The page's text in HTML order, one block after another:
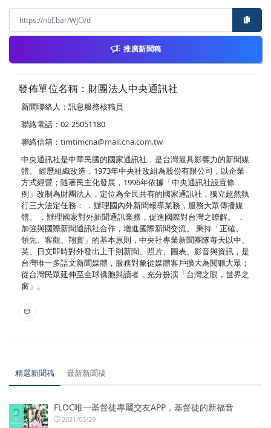
推廣新聞稿
發佈單位名稱：財團法人中央通訊社
新聞聯絡人：訊息服務核稿員
聯絡電話：02-25051180
聯絡信箱： timtimcna@mail.cna.com.tw
中央通訊社是中華民國的國家通訊社，是台灣最具影響力的新聞媒
體。 經歷組織改造，1973年中央社改組為股份有限公司，以企業
方式經營；隨著民主化發展，1996年依據「中央通訊社設置條
例」改制為財團法人，定位為全民共有的國家通訊社，獨立超然執
行三大法定任務： ．辦理國內外新聞報導業務，服務大眾傳播媒
體。 ．辦理國家對外新聞通訊業務，促進國際對台灣之瞭解。 ．
加強與國際新聞通訊社合作，增進國際新聞交流。 秉持「正確、
領先、客觀、翔實」的基本原則，中央社專業新聞團隊每天以中、
英、日文即時對外發出上千則新聞、照片、圖表、影音與資訊，是
台灣唯一多語文新聞媒體，服務對象從媒體客戶擴大為閱聽大眾；
從台灣民眾延伸至全球僑胞與讀者，充分扮演「台灣之眼，世界之
窗」。
精選新聞稿 最新新聞稿
FLOC唯一基督徒專屬交友APP，基督徒的新福音
2021/03/29